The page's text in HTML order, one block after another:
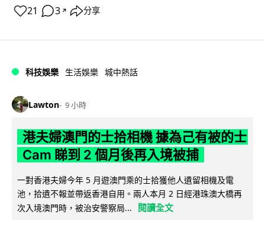
21 3 ↗ 分享
科技娛樂 生活娛樂 城中熱話
Lawton 9 小時
港夫婦澳門的士拾相機 據為己有被的士
Cam 睇到 2 個月後再入境被捕
一對香港夫婦今年 5 月遊澳門乘的士拾獲他人遺留相機及電
池，拾遺不報並帶返香港自用。兩人本月 2 日經港珠澳大橋再
次入境澳門時，被治安警察局...
閱讀全文